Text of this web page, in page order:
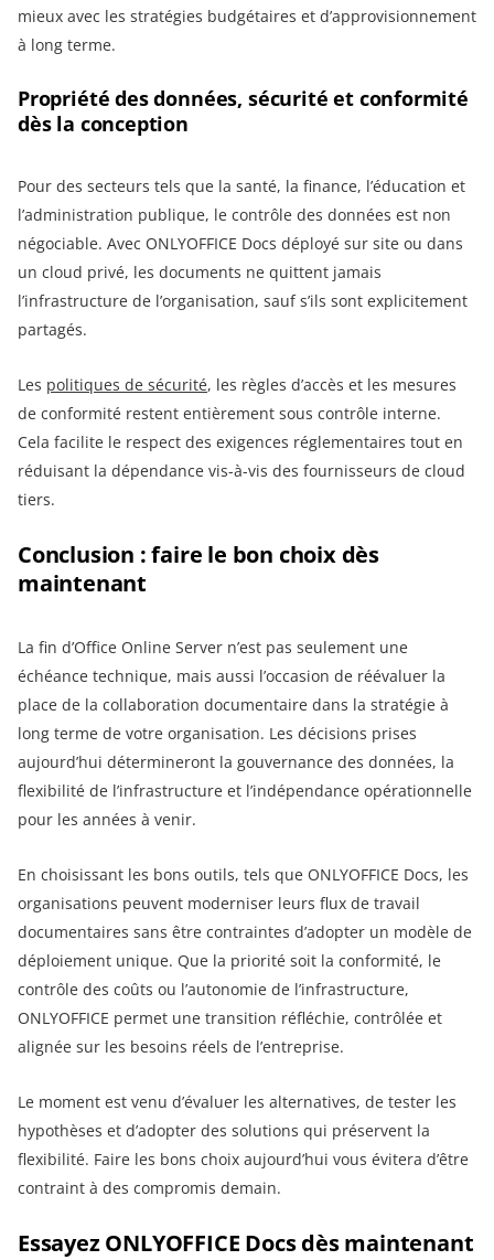
mieux avec les stratégies budgétaires et d’approvisionnement
à long terme.
Propriété des données, sécurité et conformité
dès la conception
Pour des secteurs tels que la santé, la finance, l’éducation et
l’administration publique, le contrôle des données est non
négociable. Avec ONLYOFFICE Docs déployé sur site ou dans
un cloud privé, les documents ne quittent jamais
l’infrastructure de l’organisation, sauf s’ils sont explicitement
partagés.
Les politiques de sécurité, les règles d’accès et les mesures
de conformité restent entièrement sous contrôle interne.
Cela facilite le respect des exigences réglementaires tout en
réduisant la dépendance vis-à-vis des fournisseurs de cloud
tiers.
Conclusion : faire le bon choix dès
maintenant
La fin d’Office Online Server n’est pas seulement une
échéance technique, mais aussi l’occasion de réévaluer la
place de la collaboration documentaire dans la stratégie à
long terme de votre organisation. Les décisions prises
aujourd’hui détermineront la gouvernance des données, la
flexibilité de l’infrastructure et l’indépendance opérationnelle
pour les années à venir.
En choisissant les bons outils, tels que ONLYOFFICE Docs, les
organisations peuvent moderniser leurs flux de travail
documentaires sans être contraintes d’adopter un modèle de
déploiement unique. Que la priorité soit la conformité, le
contrôle des coûts ou l’autonomie de l’infrastructure,
ONLYOFFICE permet une transition réfléchie, contrôlée et
alignée sur les besoins réels de l’entreprise.
Le moment est venu d’évaluer les alternatives, de tester les
hypothèses et d’adopter des solutions qui préservent la
flexibilité. Faire les bons choix aujourd’hui vous évitera d’être
contraint à des compromis demain.
Essayez ONLYOFFICE Docs dès maintenant